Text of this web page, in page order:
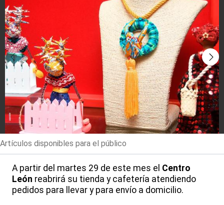
Artículos disponibles para el público
A partir del martes 29 de este mes el Centro
León reabrirá su tienda y cafetería atendiendo
pedidos para llevar y para envío a domicilio.